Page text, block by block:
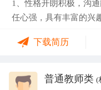
1、性格开朗积极，沟
任心强，具有丰富的兴
任班级生活委员与课程
关活动。
下载简历
普通教师类 (